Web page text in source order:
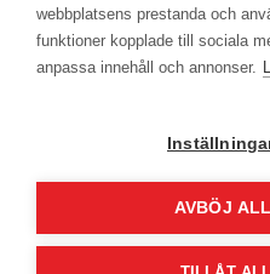
webbplatsens prestanda och
funktioner kopplade till sociala
anpassa innehåll och annonser.
AVBÖJ
Kontakt
Kontakta oss